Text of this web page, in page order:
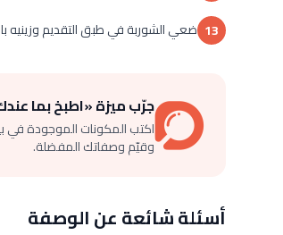
13 ضعي الشوربة في طبق التقديم وزينيه
جرّب ميزة «اطبخ بما
اكتب المكونات الموجودة
وقيّم وصفاتك المفضلة.
أسئلة شائعة عن الوصفة